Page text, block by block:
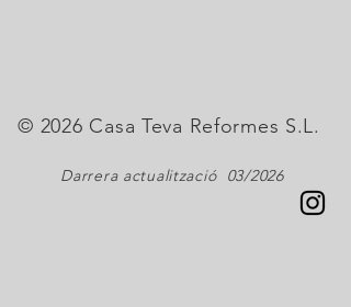
© 2026 Casa Teva Reformes S.L.
Darrera actualització 03/2026